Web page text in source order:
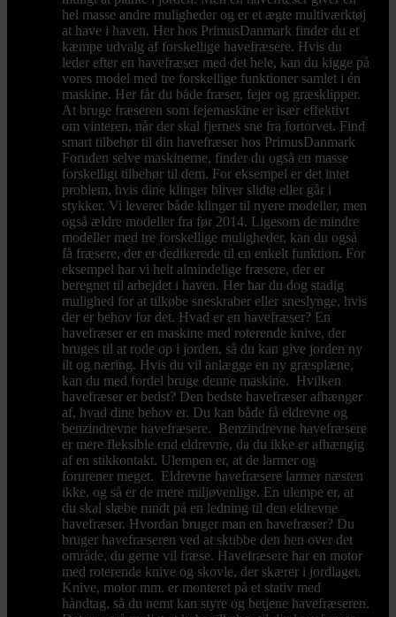
hel masse andre muligheder og er et ægte multiværktøj
at have i haven. Her hos PrimusDanmark finder du et
kæmpe udvalg af forskellige havefræsere. Hvis du
leder efter en havefræser med det hele, kan du kigge på
vores model med tre forskellige funktioner samlet i én
maskine. Her får du både fræser, fejer og græsklipper.
At bruge fræseren som fejemaskine er især effektivt
om vinteren, når der skal fjernes sne fra fortorvet. Find
smart tilbehør til din havefræser hos PrimusDanmark
Foruden selve maskinerne, finder du også en masse
forskelligt tilbehør til dem. For eksempel er det intet
problem, hvis dine klinger bliver slidte eller går i
stykker. Vi leverer både klinger til nyere modeller, men
også ældre modeller fra før 2014. Ligesom de mindre
modeller med tre forskellige muligheder, kan du også
få fræsere, der er dedikerede til en enkelt funktion. For
eksempel har vi helt almindelige fræsere, der er
beregnet til arbejdet i haven. Her har du dog stadig
mulighed for at tilkøbe sneskraber eller sneslynge, hvis
der er behov for det. Hvad er en havefræser? En
havefræser er en maskine med roterende knive, der
bruges til at rode op i jorden, så du kan give jorden ny
ilt og næring. Hvis du vil anlægge en ny græsplæne,
kan du med fordel bruge denne maskine. Hvilken
havefræser er bedst? Den bedste havefræser afhænger
af, hvad dine behov er. Du kan både få eldrevne og
benzindrevne havefræsere. Benzindrevne havefræsere
er mere fleksible end eldrevne, da du ikke er afhængig
af en stikkontakt. Ulempen er, at de larmer og
forurener meget. Eldrevne havefræsere larmer næsten
ikke, og så er de mere miljøvenlige. En ulempe er, at
du skal slæbe rundt på en ledning til den eldrevne
havefræser. Hvordan bruger man en havefræser? Du
bruger havefræseren ved at skubbe den hen over det
område, du gerne vil fræse. Havefræsere har en motor
med roterende knive og skovle, der skærer i jordlaget.
Knive, motor mm. er monteret på et stativ med
håndtag, så du nemt kan styre og betjene havefræseren.